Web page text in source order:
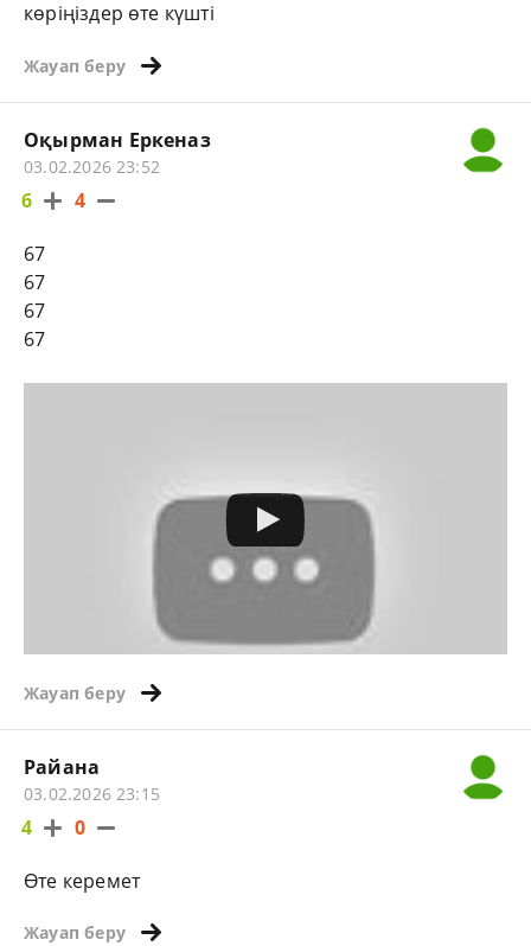
көріңіздер өте күшті
Жауап беру
Оқырман Еркеназ
03.02.2026 23:52
6 4
67
67
67
67
Жауап беру
Райана
03.02.2026 23:15
4 0
Өте керемет
Жауап беру